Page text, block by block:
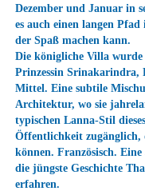
Dezember und Januar in
es auch einen langen
der Spaß machen kann.
Die königliche Villawurde
Prinzessin Srinakarindra,
Mittel. Eine subtile
Architektur, wo sie
typischen Lanna-Stil
Öffentlichkeit zugänglich,
können. Französisch.
die jüngste Geschichte
erfahren.